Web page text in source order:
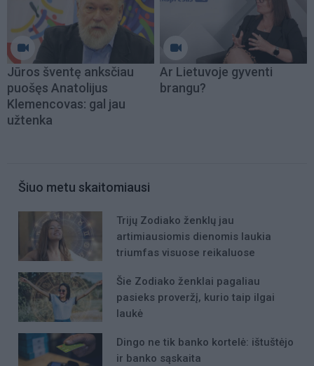
Jūros šventę anksčiau
puošęs Anatolijus
Klemencovas: gal jau
užtenka
Ar Lietuvoje gyventi
brangu?
Šiuo metu skaitomiausi
Trijų Zodiako ženklų jau
artimiausiomis dienomis laukia
triumfas visuose reikaluose
Šie Zodiako ženklai pagaliau
pasieks proveržį, kurio taip ilgai
laukė
Dingo ne tik banko kortelė: ištuštėjo
ir banko sąskaita